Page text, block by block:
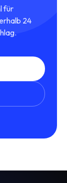
für
24